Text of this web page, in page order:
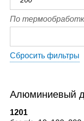
По
Сбросить фильтры
Алюминиевый
1201